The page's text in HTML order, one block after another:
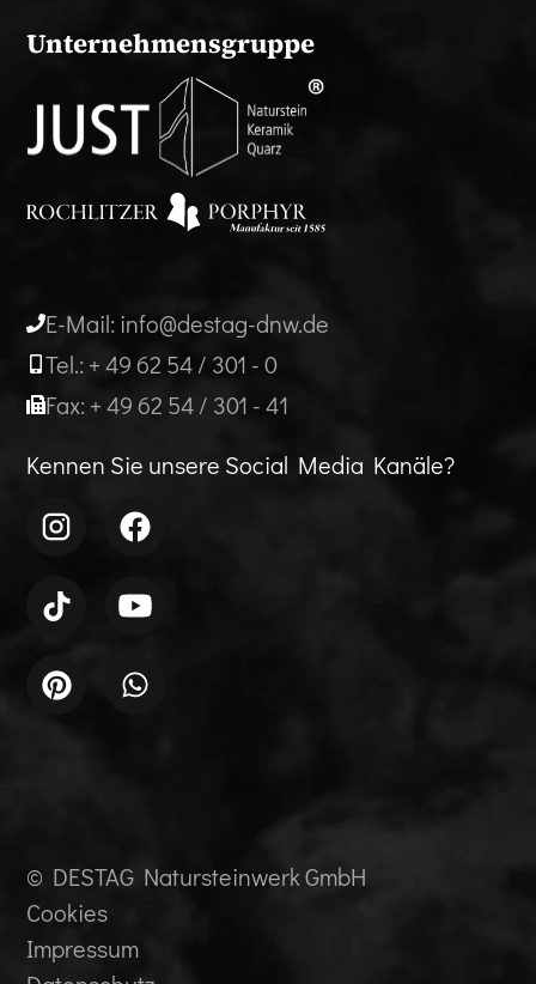
Unternehmensgruppe
E-Mail: info@destag-dnw.de
Tel.: + 49 62 54 / 301 - 0
Fax: + 49 62 54 / 301 - 41
Kennen Sie unsere Social Media Kanäle?
© DESTAG Natursteinwerk GmbH
Cookies
Impressum